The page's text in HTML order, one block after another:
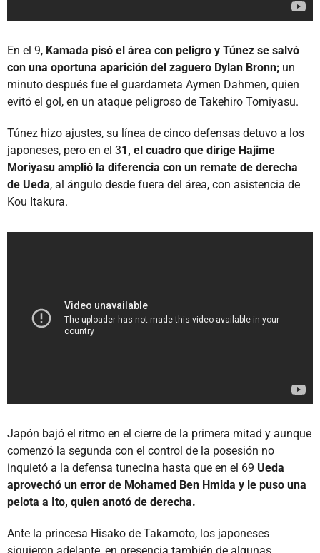
En el 9, Kamada pisó el área con peligro y Túnez se salvó
con una oportuna aparición del zaguero Dylan Bronn; un
minuto después fue el guardameta Aymen Dahmen, quien
evitó el gol, en un ataque peligroso de Takehiro Tomiyasu.
Túnez hizo ajustes, su línea de cinco defensas detuvo a los
japoneses, pero en el 31, el cuadro que dirige Hajime
Moriyasu amplió la diferencia con un remate de derecha
de Ueda, al ángulo desde fuera del área, con asistencia de
Kou Itakura.
Japón bajó el ritmo en el cierre de la primera mitad y aunque
comenzó la segunda con el control de la posesión no
inquietó a la defensa tunecina hasta que en el 69 Ueda
aprovechó un error de Mohamed Ben Hmida y le puso una
pelota a Ito, quien anotó de derecha.
Ante la princesa Hisako de Takamoto, los japoneses